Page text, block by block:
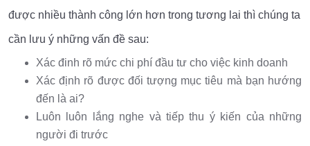
được nhiều thành công lớn hơn trong tương lai thì chúng ta
cần lưu ý những vấn đề sau:
Xác đinh rõ mức chi phí đầu tư cho việc kinh doanh
Xác định rõ được đối tượng mục tiêu mà bạn hướng
đến là ai?
Luôn luôn lắng nghe và tiếp thu ý kiến của những
người đi trước